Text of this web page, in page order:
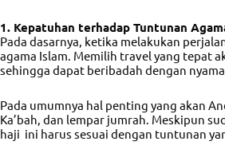
1. Kepatuhan terhadap Tuntunan
Pada dasarnya, ketika melakukan
agama Islam. Memilih travel yang tepat
sehingga dapat beribadah dengan
Pada umumnya hal penting yang akan
Ka’bah, dan lempar jumrah. Meskipun
haji ini harus sesuai dengan tuntunan